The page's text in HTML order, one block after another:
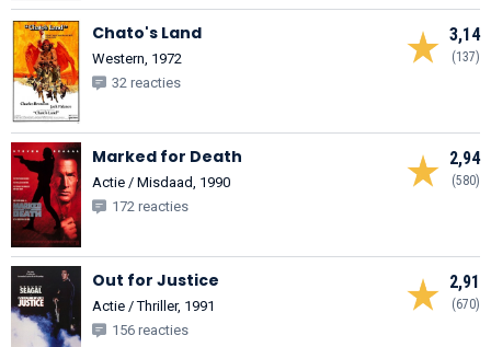
3,14
(137)
Chato's Land
Western, 1972
32 reacties
2,94
(580)
Marked for Death
Actie / Misdaad, 1990
172 reacties
2,91
(670)
Out for Justice
Actie / Thriller, 1991
156 reacties